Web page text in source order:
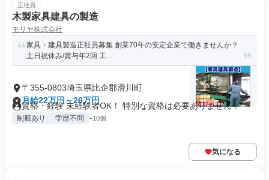
正社員
木製家具建具の製造
モリヤ株式会社
家具・建具製造正社員募集 創業70年の安定企業で働きませんか？
土日祝休み/賞与年2回 工...
〒355-0803埼玉県比企郡滑川町
月給22万円～26万円
資格・経験 未経験者OK！ 特別な資格は必要ありません！
制服あり 学歴不問 +10個
気になる